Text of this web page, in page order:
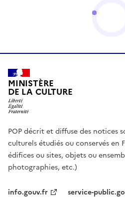
MINISTÈRE
DE LA CULTURE
POP décrit et diffuse des notices
culturels étudiés ou conservés en
édifices ou sites, objets ou
photographies, etc.)
info.gouv.fr service-